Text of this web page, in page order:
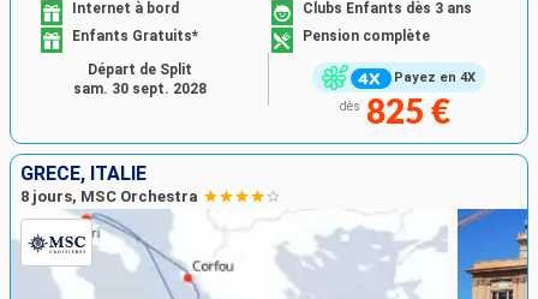
Payez en 4X
Internet à bord
Clubs Enfants dès 3 ans
Enfants Gratuits*
Pension complète
dès 825 €
Départ de Split
sam. 30 sept. 2028
GRÈCE, ITALIE
8 jours, MSC Orchestra